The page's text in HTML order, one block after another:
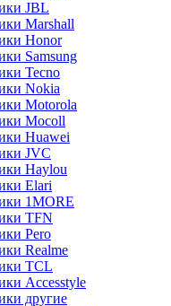
JBL
Marshall
Honor
Samsung
Tecno
Nokia
Motorola
Mocoll
Huawei
JVC
Haylou
Elari
1MORE
TFN
Pero
Realme
TCL
Accesstyle
другие